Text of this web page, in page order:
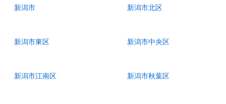
新潟市 新潟市北区
新潟市東区 新潟市中央区
新潟市江南区 新潟市秋葉区